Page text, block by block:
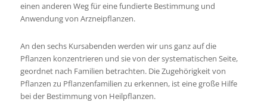
einen anderen Weg für eine fundierte Bestimmung und
Anwendung von Arzneipflanzen.
An den sechs Kursabenden werden wir uns ganz auf die
Pflanzen konzentrieren und sie von der systematischen Seite,
geordnet nach Familien betrachten. Die Zugehörigkeit von
Pflanzen zu Pflanzenfamilien zu erkennen, ist eine große Hilfe
bei der Bestimmung von Heilpflanzen.